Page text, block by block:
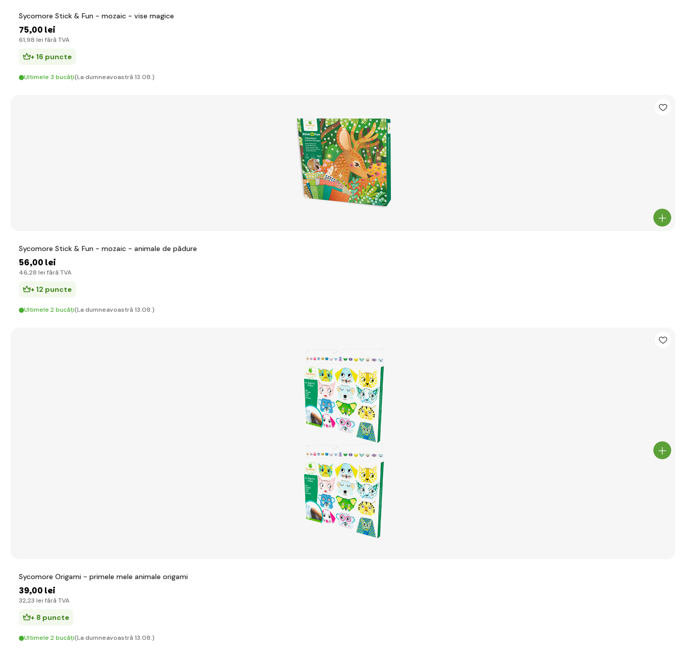
Sycomore Stick & Fun - mozaic - vise magice
75,00 lei
61,98 lei fără TVA
+ 16 puncte
Ultimele 3 bucăți(La dumneavoastră 13.08.)
Sycomore Stick & Fun - mozaic - animale de pădure
56,00 lei
46,28 lei fără TVA
+ 12 puncte
Ultimele 2 bucăți(La dumneavoastră 13.08.)
Sycomore Origami - primele mele animale origami
39,00 lei
32,23 lei fără TVA
+ 8 puncte
Ultimele 2 bucăți(La dumneavoastră 13.08.)